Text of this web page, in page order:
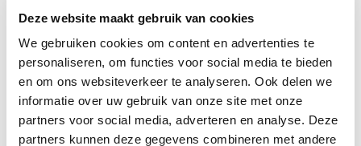
Deze website maakt gebruik van cookies
We gebruiken cookies om content en advertenties te
personaliseren, om functies voor social media te bieden
en om ons websiteverkeer te analyseren. Ook delen we
informatie over uw gebruik van onze site met onze
partners voor social media, adverteren en analyse. Deze
partners kunnen deze gegevens combineren met andere
bbb
10 sessions